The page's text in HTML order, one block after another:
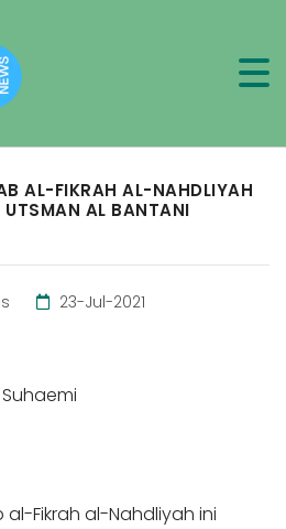
AL-FIKRAH AL-NAHDLIYAH
AL BANTANI
23-Jul-2021
Fikrah al-Nahdliyah ini